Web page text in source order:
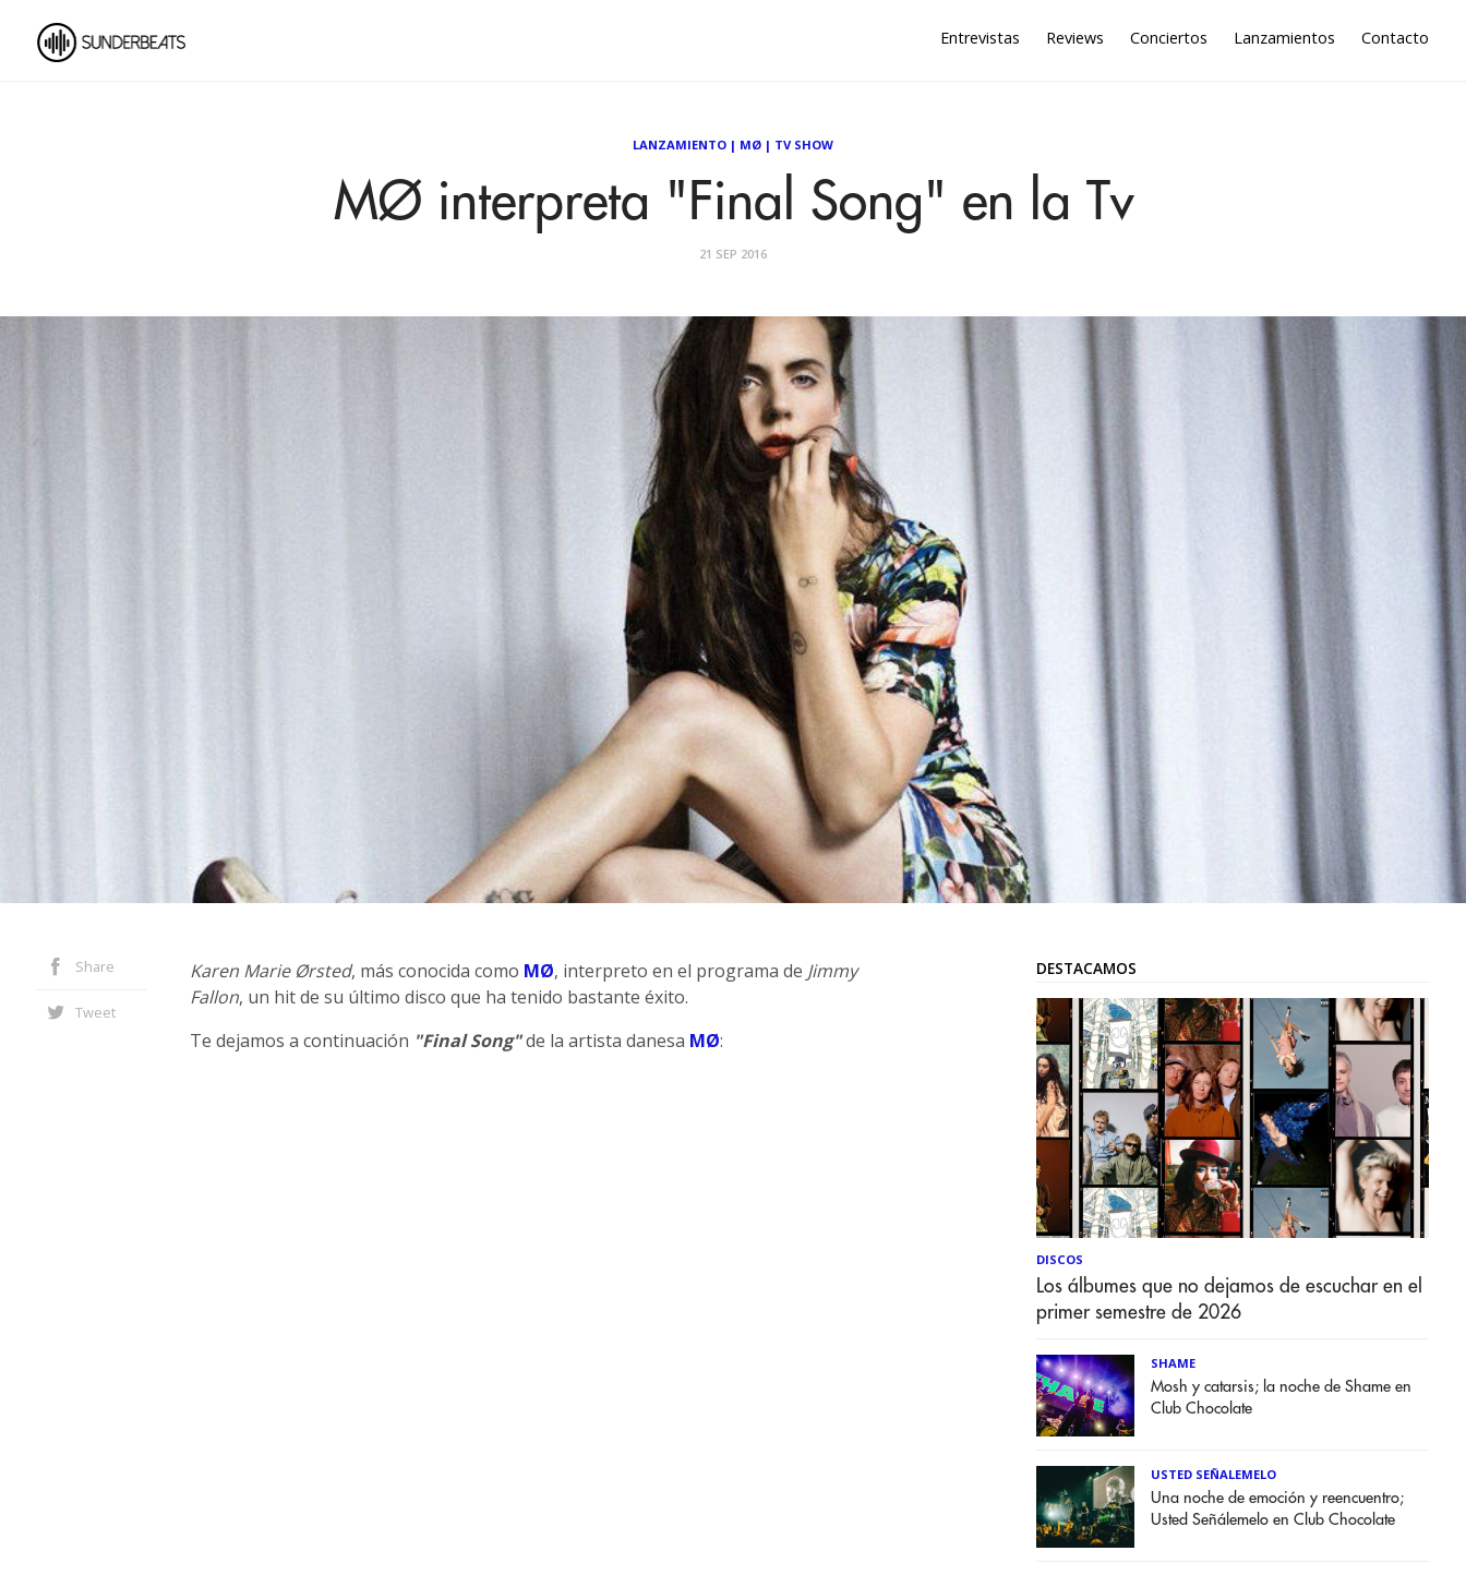
Entrevistas Reviews Conciertos Lanzamientos Contacto
LANZAMIENTO | MØ | TV SHOW
MØ interpreta "Final Song" en la Tv
21 SEP 2016
Share
Tweet
Karen Marie Ørsted, más conocida como MØ, interpreto en el programa de Jimmy
Fallon, un hit de su último disco que ha tenido bastante éxito.
Te dejamos a continuación "Final Song"de la artista danesa MØ:
DESTACAMOS
DISCOS
Los álbumes que no dejamos de escuchar en el
primer semestre de 2026
SHAME
Mosh y catarsis; la noche de Shame en
Club Chocolate
USTED SEÑALEMELO
Una noche de emoción y reencuentro;
Usted Señálemelo en Club Chocolate